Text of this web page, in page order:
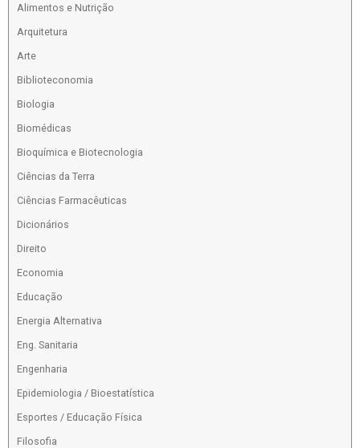
Alimentos e Nutrição
Arquitetura
Arte
Biblioteconomia
Biologia
Biomédicas
Bioquímica e Biotecnologia
Ciências da Terra
Ciências Farmacêuticas
Dicionários
Direito
Economia
Educação
Energia Alternativa
Eng. Sanitaria
Engenharia
Epidemiologia / Bioestatística
Esportes / Educação Física
Filosofia